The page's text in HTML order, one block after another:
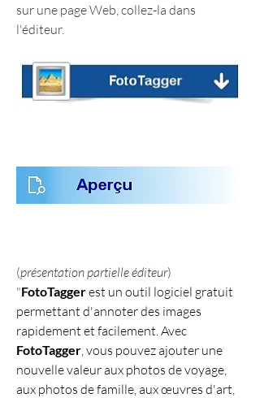
sur une page Web, collez-la dans
l'éditeur.
(présentation partielle éditeur)
"FotoTagger est un outil logiciel gratuit
permettant d'annoter des images
FotoTagger, vous pouvez ajouter une
nouvelle valeur aux photos de voyage,
aux photos de famille, aux œuvres d'art,